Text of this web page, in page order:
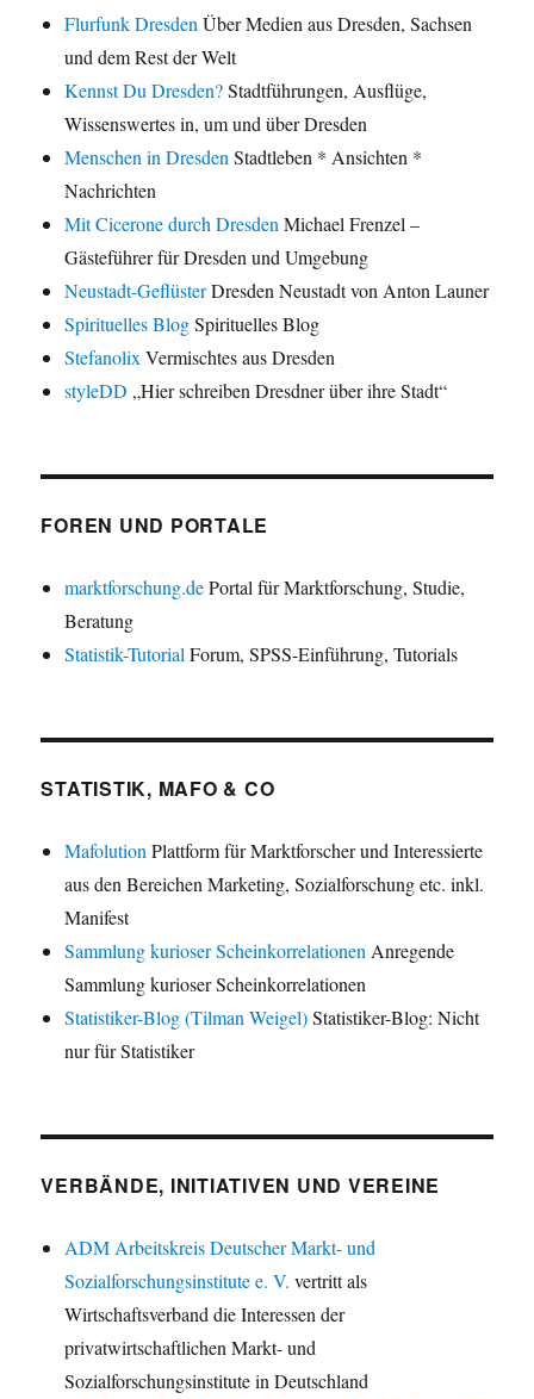
Flurfunk Dresden Über Medien aus Dresden, Sachsen
und dem Rest der Welt
Kennst Du Dresden?Stadtführungen, Ausflüge,
Wissenswertes in, um und über Dresden
Menschen in Dresden Stadtleben * Ansichten *
Nachrichten
Mit Cicerone durch Dresden Michael Frenzel –
Gästeführer für Dresden und Umgebung
Neustadt-GeflüsterDresden Neustadt von Anton Launer
Spirituelles BlogSpirituelles Blog
Stefanolix Vermischtes aus Dresden
styleDD „Hier schreiben Dresdner über ihre Stadt“
FOREN UND PORTALE
marktforschung.dePortal für Marktforschung, Studie,
Beratung
Statistik-Tutorial Forum, SPSS-Einführung, Tutorials
STATISTIK, MAFO & CO
Mafolution Plattform für Marktforscher und Interessierte
aus den Bereichen Marketing, Sozialforschung etc. inkl.
Manifest
Sammlung kurioser Scheinkorrelationen Anregende
Sammlung kurioser Scheinkorrelationen
Statistiker-Blog (Tilman Weigel)Statistiker-Blog: Nicht
nur für Statistiker
VERBÄNDE, INITIATIVEN UND VEREINE
ADM Arbeitskreis Deutscher Markt- und
Sozialforschungsinstitute e. V. vertritt als
Wirtschaftsverband die Interessen der
privatwirtschaftlichen Markt- und
Sozialforschungsinstitute in Deutschland